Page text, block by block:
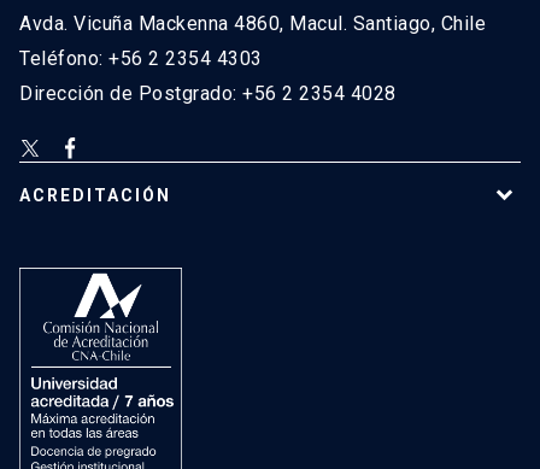
Avda. Vicuña Mackenna 4860, Macul. Santiago, Chile
Teléfono: +56 2 2354 4303
Dirección de Postgrado: +56 2 2354 4028
ACREDITACIÓN